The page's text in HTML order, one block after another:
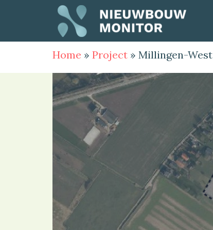
Home » Project » Millingen-West